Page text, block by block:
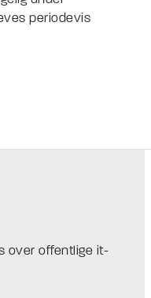
periodevis
over offentlige it-